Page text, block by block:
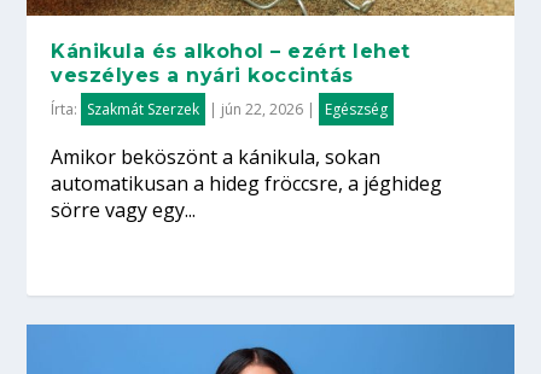
Kánikula és alkohol – ezért lehet
veszélyes a nyári koccintás
Írta: Szakmát Szerzek | jún 22, 2026 | Egészség
Amikor beköszönt a kánikula, sokan
automatikusan a hideg fröccsre, a jéghideg
sörre vagy egy...